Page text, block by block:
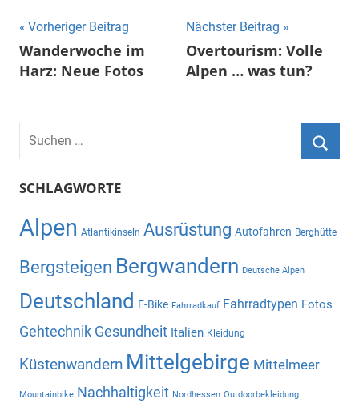
Beitragsnavigation
Vorheriger Beitrag
Wanderwoche im
Harz: Neue Fotos
Nächster Beitrag
Overtourism: Volle
Alpen … was tun?
Suchen
nach:
SCHLAGWORTE
Alpen Atlantikinseln Ausrüstung Autofahren Berghütte
Bergsteigen Bergwandern Deutsche Alpen
Deutschland E-Bike Fahrradkauf Fahrradtypen Fotos
Gehtechnik Gesundheit Italien Kleidung
Küstenwandern Mittelgebirge Mittelmeer
Mountainbike Nachhaltigkeit Nordhessen Outdoorbekleidung